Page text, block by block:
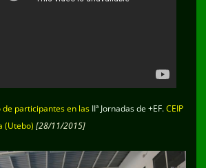
de participantes en las IIª Jornadas de +EF.CEIP
(Utebo) [28/11/2015]